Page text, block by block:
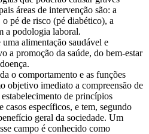
áreas de intervenção são: a
pé de risco (pé diabético), a
a podologia laboral.
alimentação saudável e
a promoção da saúde, do bem-estar
o comportamento e as funções
objetivo imediato a compreensão de
de princípios
casos específicos, e tem, segundo
geral da sociedade. Um
campo é conhecido como